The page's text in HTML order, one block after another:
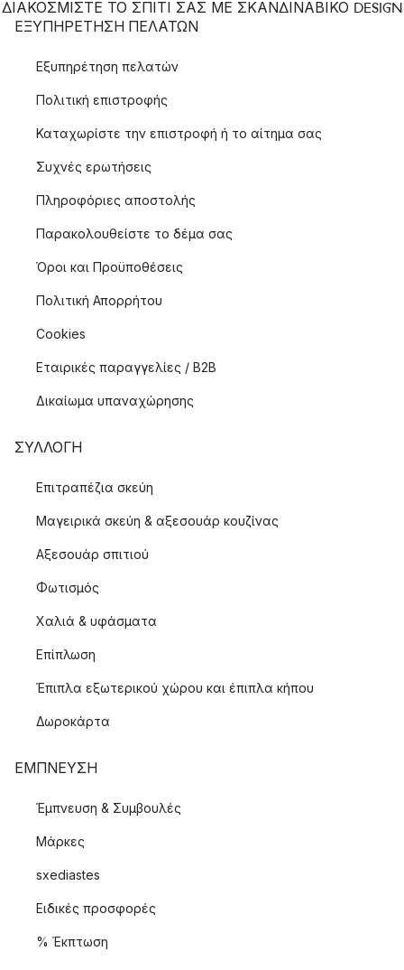
ΔΙΑΚΟΣΜΙΣΤΕ ΤΟ ΣΠΙΤΙ ΣΑΣ ΜΕ ΣΚΑΝΔΙΝΑΒΙΚΟ DESIGN
ΕΞΥΠΗΡΈΤΗΣΗ ΠΕΛΑΤΏΝ
Εξυπηρέτηση πελατών
Πολιτική επιστροφής
Καταχωρίστε την επιστροφή ή το αίτημα σας
Συχνές ερωτήσεις
Πληροφόριες αποστολής
Παρακολουθείστε το δέμα σας
Όροι και Προϋποθέσεις
Πολιτική Απορρήτου
Cookies
Εταιρικές παραγγελίες / B2B
Δικαίωμα υπαναχώρησης
ΣΥΛΛΟΓΉ
Επιτραπέζια σκεύη
Μαγειρικά σκεύη & αξεσουάρ κουζίνας
Αξεσουάρ σπιτιού
Φωτισμός
Χαλιά & υφάσματα
Επίπλωση
Έπιπλα εξωτερικού χώρου και έπιπλα κήπου
Δωροκάρτα
ΈΜΠΝΕΥΣΗ
Έμπνευση & Συμβουλές
Μάρκες
sxediastes
Ειδικές προσφορές
% Έκπτωση